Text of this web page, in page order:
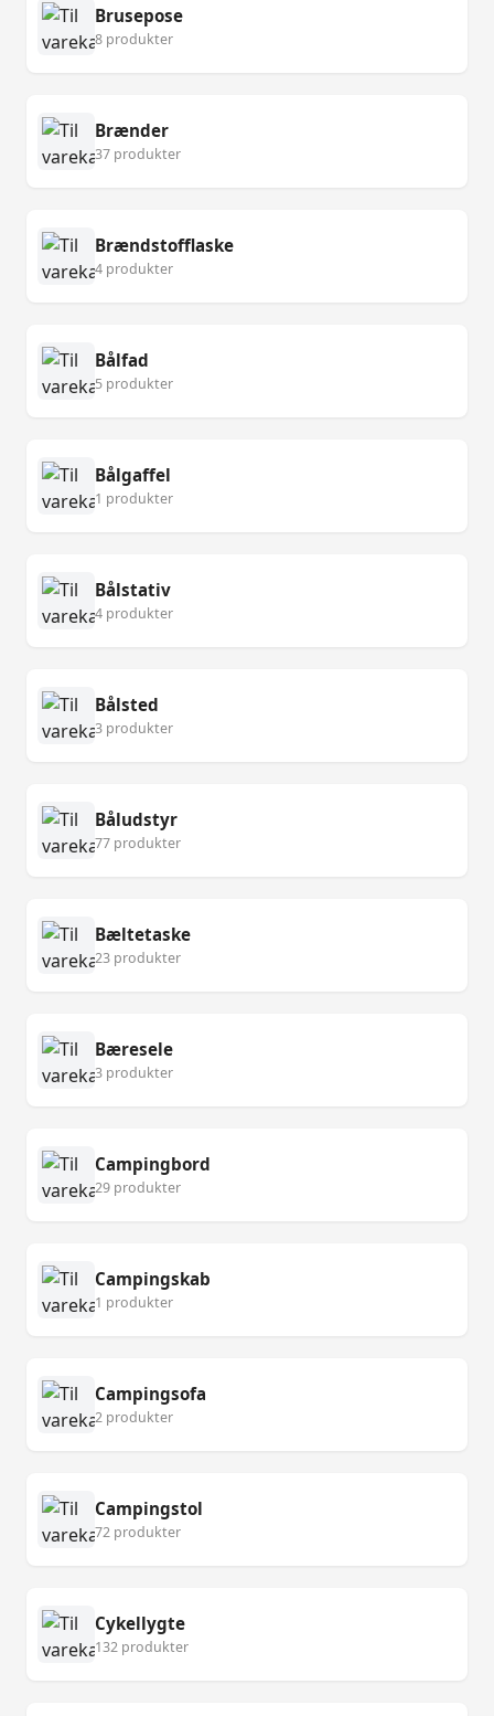
Brusepose
8 produkter
Brænder
37 produkter
Brændstofflaske
4 produkter
Bålfad
5 produkter
Bålgaffel
1 produkter
Bålstativ
4 produkter
Bålsted
3 produkter
Båludstyr
77 produkter
Bæltetaske
23 produkter
Bæresele
3 produkter
Campingbord
29 produkter
Campingskab
1 produkter
Campingsofa
2 produkter
Campingstol
72 produkter
Cykellygte
132 produkter